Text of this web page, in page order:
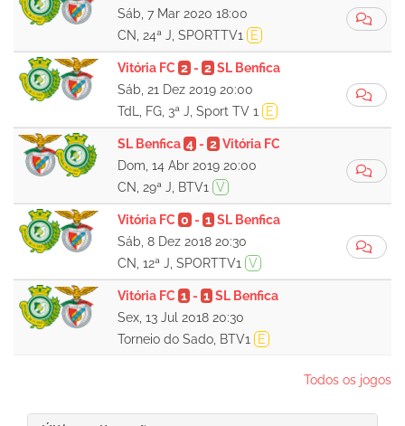
Sáb, 7 Mar 2020 18:00
CN, 24ª J, SPORTTV1
E
Vitória FC 2- 2 SL Benfica
Sáb, 21 Dez 2019 20:00
TdL, FG, 3ª J, Sport TV 1
E
SL Benfica 4- 2 Vitória FC
Dom, 14 Abr 2019 20:00
CN, 29ª J, BTV1
V
Vitória FC 0 - 1 SL Benfica
Sáb, 8 Dez 2018 20:30
CN, 12ª J, SPORTTV1
V
Vitória FC 1- 1 SL Benfica
Sex, 13 Jul 2018 20:30
Torneio do Sado, BTV1
E
Todos os jogos